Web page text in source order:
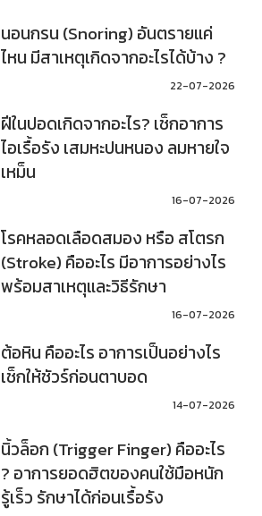
นอนกรน (Snoring) อันตรายแค่
ไหน มีสาเหตุเกิดจากอะไรได้บ้าง ?
22-07-2026
ฝีในปอดเกิดจากอะไร? เช็กอาการ
ไอเรื้อรัง เสมหะปนหนอง ลมหายใจ
เหม็น
16-07-2026
โรคหลอดเลือดสมอง หรือ สโตรก
(Stroke) คืออะไร มีอาการอย่างไร
พร้อมสาเหตุและวิธีรักษา
16-07-2026
ต้อหิน คืออะไร อาการเป็นอย่างไร
เช็กให้ชัวร์ก่อนตาบอด
14-07-2026
นิ้วล็อก (Trigger Finger) คืออะไร
? อาการยอดฮิตของคนใช้มือหนัก
รู้เร็ว รักษาได้ก่อนเรื้อรัง